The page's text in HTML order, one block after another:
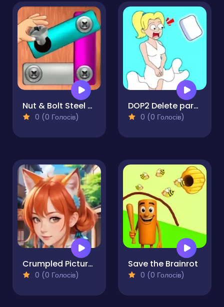
Nut & Bolt Steel Screw Puzzle
0 (0 Голосів)
DOP2 Delete part in Love Story
0 (0 Голосів)
Crumpled Pictures
0 (0 Голосів)
Save the Brainrot
0 (0 Голосів)